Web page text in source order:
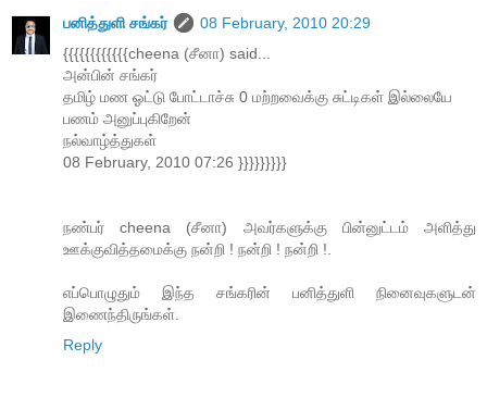
பனித்துளி சங்கர்
08 February, 2010 20:29
{{{{{{{{{{{{cheena (சீனா) said...
அன்பின் சங்கர்
தமிழ் மண ஓட்டு போட்டாச்சு 0 மற்றவைக்கு சுட்டிகள் இல்லையே
பணம் அனுப்புகிறேன்
நல்வாழ்த்துகள்
08 February, 2010 07:26 }}}}}}}}}
நண்பர் cheena (சீனா) அவர்களுக்கு பின்னுட்டம் அளித்து
ஊக்குவித்தமைக்கு நன்றி ! நன்றி ! நன்றி !.
எப்பொழுதும் இந்த சங்கரின் பனித்துளி நினைவுகளுடன்
இணைந்திருங்கள்.
Reply